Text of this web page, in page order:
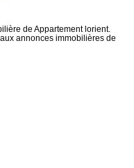
de Appartement lorient.
annonces immobilières de